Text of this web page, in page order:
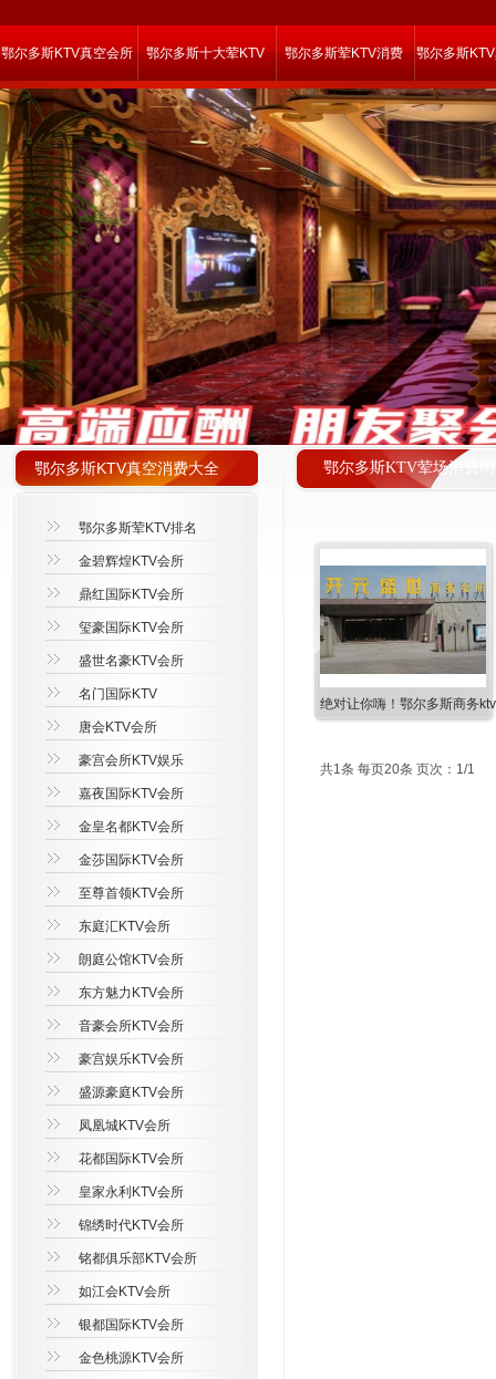
鄂尔多斯KTV真空会所 鄂尔多斯十大荤KTV 鄂尔多斯荤KTV消费 鄂尔多斯
鄂尔多斯KTV荤场消费
绝对让你嗨！鄂尔多斯商务
共1条 每页20条 页次：1/1
鄂尔多斯KTV真空消费大全
鄂尔多斯荤KTV排名
金碧辉煌KTV会所
鼎红国际KTV会所
玺豪国际KTV会所
盛世名豪KTV会所
名门国际KTV
唐会KTV会所
豪宫会所KTV娱乐
嘉夜国际KTV会所
金皇名都KTV会所
金莎国际KTV会所
至尊首领KTV会所
东庭汇KTV会所
朗庭公馆KTV会所
东方魅力KTV会所
音豪会所KTV会所
豪宫娱乐KTV会所
盛源豪庭KTV会所
凤凰城KTV会所
花都国际KTV会所
皇家永利KTV会所
锦绣时代KTV会所
铭都俱乐部KTV会所
如江会KTV会所
银都国际KTV会所
金色桃源KTV会所